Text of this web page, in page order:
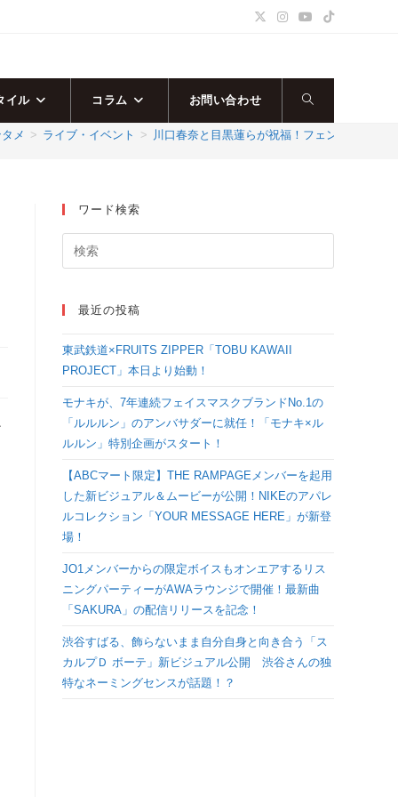
イル コラム お問い合わせ ウ
サ
検
を
グ
ル
メ > ライブ・イベント > 川口春奈と目黒蓮らが祝福！フェンディ、タ
ワード検索
最近の投稿
東武鉄道×FRUITS ZIPPER「TOBU KAWAII
PROJECT」本日より始動！
モナキが、7年連続フェイスマスクブランドNo.1の
「ルルルン」のアンバサダーに就任！「モナキ×ル
ルルン」特別企画がスタート！
【ABCマート限定】THE RAMPAGEメンバーを起用
した新ビジュアル＆ムービーが公開！NIKEのアパレ
ルコレクション「YOUR MESSAGE HERE」が新登
場！
JO1メンバーからの限定ボイスもオンエアするリス
ニングパーティーがAWAラウンジで開催！最新曲
「SAKURA」の配信リリースを記念！
渋谷すばる、飾らないまま自分自身と向き合う「ス
カルプＤ ボーテ」新ビジュアル公開 渋谷さんの独
特なネーミングセンスが話題！？